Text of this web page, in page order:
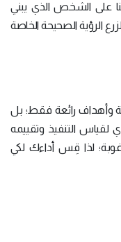
على الشخص الذي يبني
الرؤية الصحيحة الخاصة
وأهداف رائعة فقط؛ بل
لقياس التنفيذ وتقييمه
لذا قِس أداءك لكي